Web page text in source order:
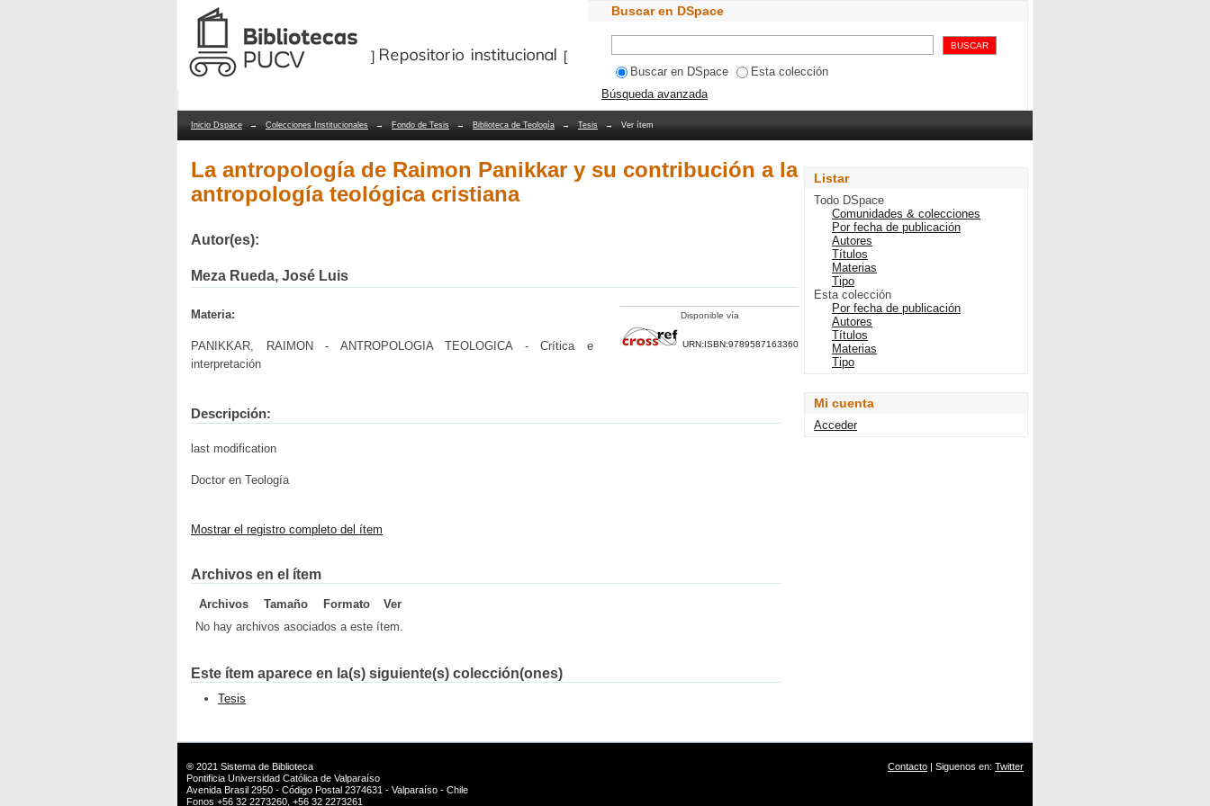
La antropología de Raimon Panikkar y su contribución a la antropología teológica
cristiana
Repositorio Dspace/Manakin Buscar en DSpace
Buscar en DSpace
Esta colección
Búsqueda avanzada
Inicio Dspace → Colecciones Institucionales → Fondo de Tesis → Biblioteca de Teología → Tesis → Ver ítem
La antropología de Raimon Panikkar y su contribución a la
antropología teológica cristiana
Autor(es):
Meza Rueda, José Luis
Disponible vía
URN:ISBN:9789587163360
Materia:
PANIKKAR, RAIMON - ANTROPOLOGIA TEOLOGICA - Crítica e
interpretación
Descripción:
last modification
Doctor en Teología
Mostrar el registro completo del ítem
Archivos en el ítem
Archivos Tamaño Formato
Ver
No hay archivos asociados a este ítem.
Este ítem aparece en la(s) siguiente(s) colección(ones)
Tesis
Listar
Todo DSpace
Comunidades & colecciones
Por fecha de publicación
Autores
Títulos
Materias
Tipo
Esta colección
Por fecha de publicación
Autores
Títulos
Materias
Tipo
Mi cuenta
Acceder
® 2021 Sistema de Biblioteca
Pontificia Universidad Católica de Valparaíso
Avenida Brasil 2950 - Código Postal 2374631 - Valparaíso - Chile
Fonos +56 32 2273260, +56 32 2273261
Contacto | Siguenos en: Twitter